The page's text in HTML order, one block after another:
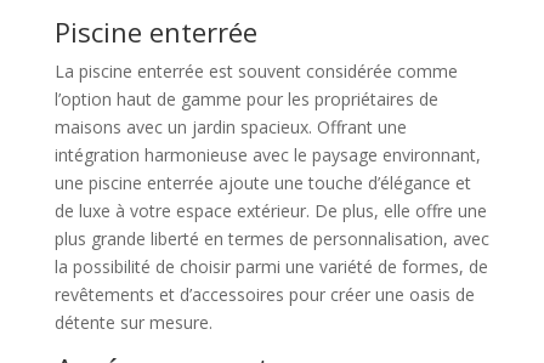
Piscine enterrée
La piscine enterrée est souvent considérée comme
l’option haut de gamme pour les propriétaires de
maisons avec un jardin spacieux. Offrant une
intégration harmonieuse avec le paysage environnant,
une piscine enterrée ajoute une touche d’élégance et
de luxe à votre espace extérieur. De plus, elle offre une
plus grande liberté en termes de personnalisation, avec
la possibilité de choisir parmi une variété de formes, de
revêtements et d’accessoires pour créer une oasis de
détente sur mesure.